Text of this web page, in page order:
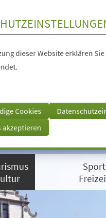
dieser Website erklären
Cookies
akzeptieren
Sport